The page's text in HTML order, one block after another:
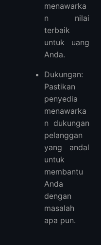
menawarka
n nilai
terbaik
untuk uang
Anda.
Dukungan:
Pastikan
penyedia
menawarka
n dukungan
pelanggan
yang andal
untuk
membantu
Anda
dengan
masalah
apa pun.